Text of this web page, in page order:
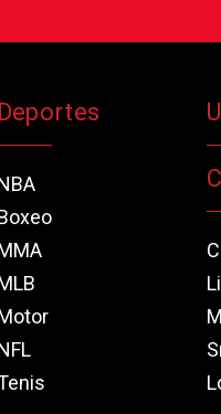
Deportes